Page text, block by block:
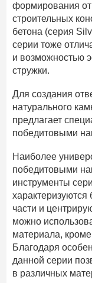
формирования
строительных
бетона (серия
серии тоже
и возможностью
стружки.
Для создания
натурального
предлагает
победитовыми
Наиболее
победитовыми
инструменты
части и
можно
материала, кроме
Благодаря
данной серии
в различных